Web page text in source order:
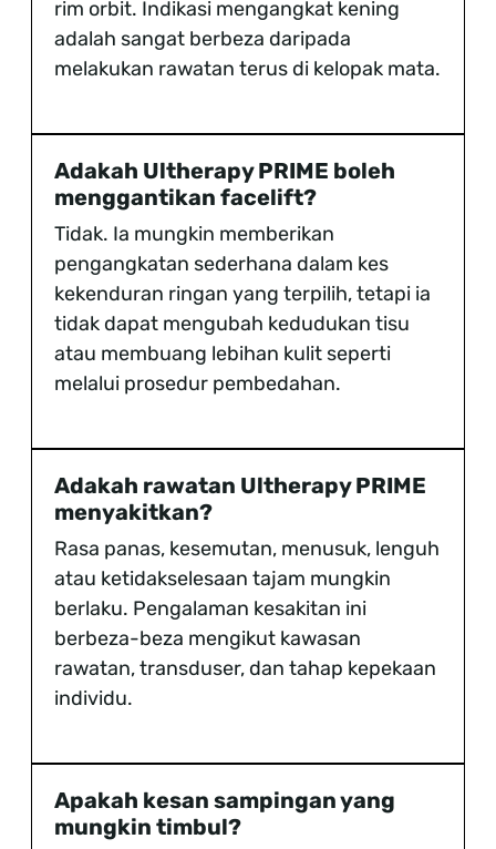
rim orbit. Indikasi mengangkat kening
adalah sangat berbeza daripada
melakukan rawatan terus di kelopak mata.
Adakah Ultherapy PRIME boleh
menggantikan facelift?
Tidak. Ia mungkin memberikan
pengangkatan sederhana dalam kes
kekenduran ringan yang terpilih, tetapi ia
tidak dapat mengubah kedudukan tisu
atau membuang lebihan kulit seperti
melalui prosedur pembedahan.
Adakah rawatan Ultherapy PRIME
menyakitkan?
Rasa panas, kesemutan, menusuk, lenguh
atau ketidakselesaan tajam mungkin
berlaku. Pengalaman kesakitan ini
berbeza-beza mengikut kawasan
rawatan, transduser, dan tahap kepekaan
individu.
Apakah kesan sampingan yang
mungkin timbul?